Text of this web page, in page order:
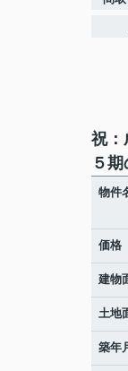
祝
５
物件
価格
建物
土地
築年